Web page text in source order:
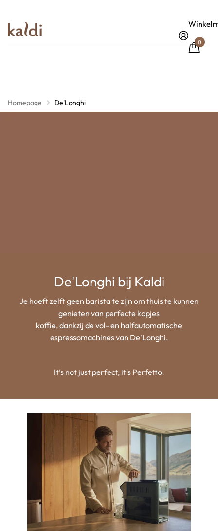
0
Homepage De'Longhi
De'Longhi bij Kaldi
Je hoeft zelft geen barista te zijn om thuis te kunnen
genieten van perfecte kopjes
koffie, dankzij de vol- en halfautomatische
espressomachines van De'Longhi.
It’s not just perfect, it’s Perfetto.